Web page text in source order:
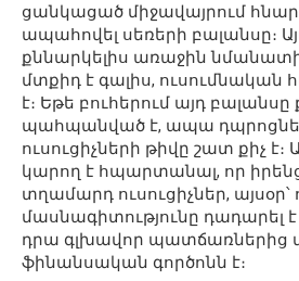
ցանկացած միջավայրում
ապահովել սեռերի բալանսը։
քննարկելիս առաջին
մտքիդ է գալիս, ուսումնական
է։ Եթե բուհերում այդ
պահպանված է, ապա
ուսուցիչների թիվը շատ քիչ
կարող է հպարտանալ, որ
տղամարդ ուսուցիչներ, այսօր՝
մասնագիտությունը դադարել է
դրա գլխավոր պատճառներից
ֆինանսական գործոնն է։